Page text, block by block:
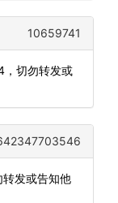
10659741
，切勿转发或
发或告知他